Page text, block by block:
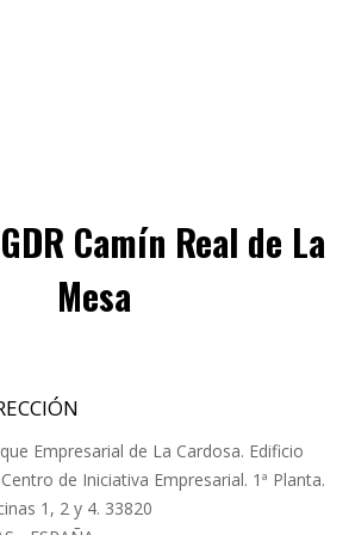
Camín Real de La
Mesa
Empresarial de La Cardosa. Edificio
de Iniciativa Empresarial. 1ª Planta.
1, 2 y 4. 33820